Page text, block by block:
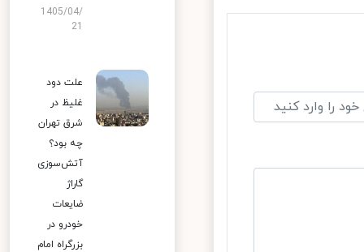
1405/04/
علت دود
غلیظ در
شرق تهران
چه بود؟
آتش‌سوزی
گاراژ
ضایعات
خودرو در
بزرگراه امام